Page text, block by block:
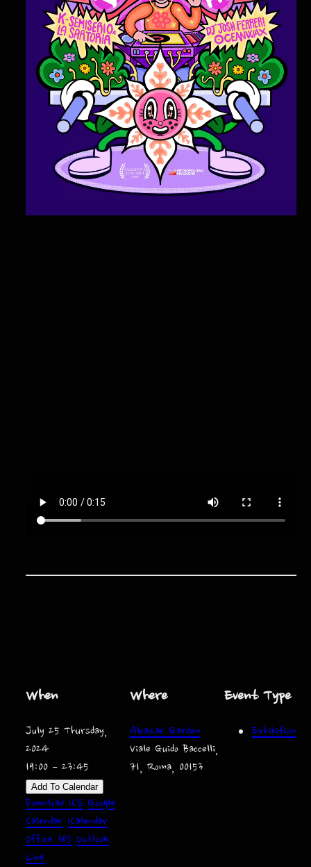
When
July 25 Thursday,
2024
19:00 – 23:45
Add To Calendar
Download ICS Google
Calendar iCalendar
Office 365 Outlook
Live
Where
Alcazar Garden
Viale Guido Baccelli,
71, Roma, 00153
Event Type
Exhibition